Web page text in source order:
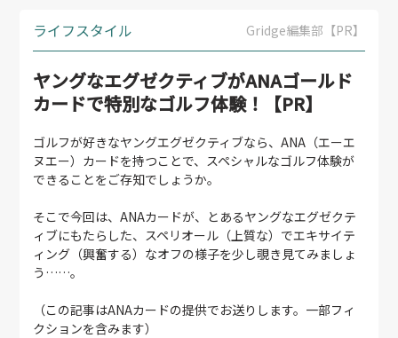
ライフスタイル Gridge編集部【PR】
ヤングなエグゼクティブがANAゴールド
カードで特別なゴルフ体験！【PR】
ゴルフが好きなヤングエグゼクティブなら、ANA（エーエ
ヌエー）カードを持つことで、スペシャルなゴルフ体験が
できることをご存知でしょうか。
そこで今回は、ANAカードが、とあるヤングなエグゼクテ
ィブにもたらした、スペリオール（上質な）でエキサイテ
ィング（興奮する）なオフの様子を少し覗き見てみましょ
う……。
（この記事はANAカードの提供でお送りします。一部フィ
クションを含みます）